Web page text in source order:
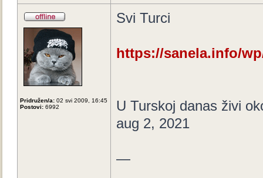
Pridružen/a: 02 svi 2009, 16:45
Postovi: 6992
Svi Turci
https://sanela.info/
U Turskoj danas živi
aug 2, 2021
—